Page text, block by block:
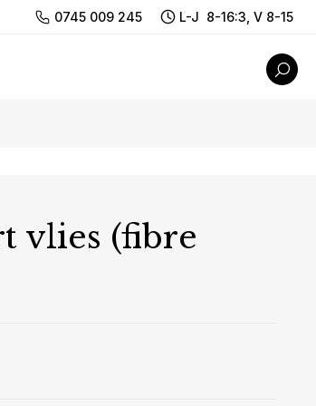
0745 009 245 L-J 8-16:3, V 8-15
vlies (fibre